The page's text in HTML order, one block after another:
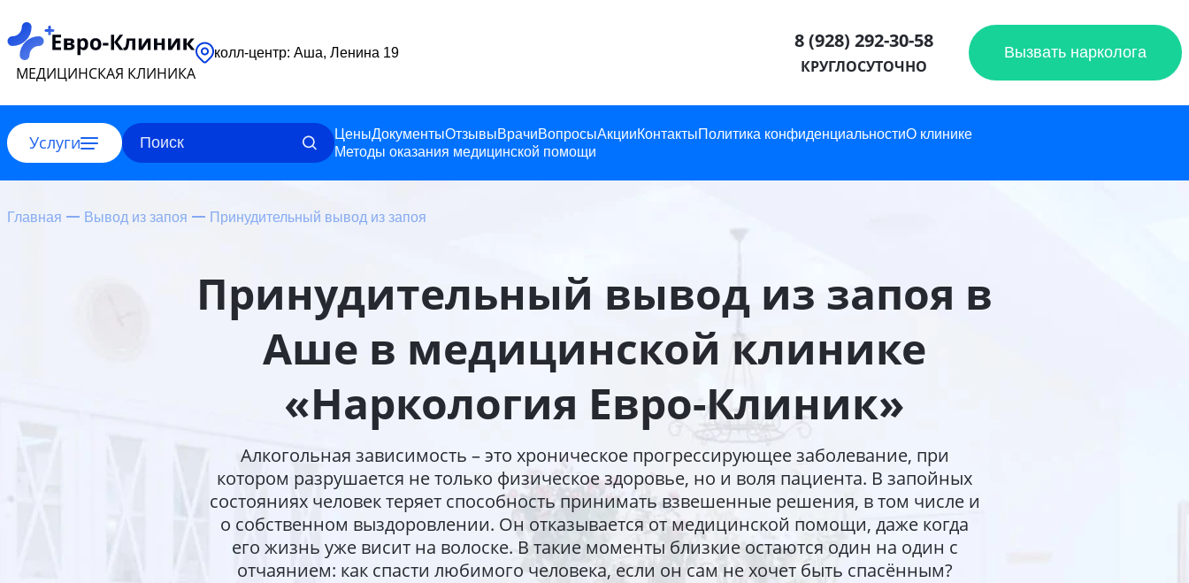
МЕДИЦИНСКАЯ КЛИНИКА
колл-центр: Аша, Ленина 19 8 (928) 292-30-58
КРУГЛОСУТОЧНО
Вызвать нарколога
Услуги ЦеныДокументыОтзывыВрачиВопросыАкцииКонтактыПолитика конфиденциальностиО клинике
Методы оказания медицинской помощи
Главная Вывод из запоя Принудительный вывод из запоя
Принудительный вывод из запоя в
Аше в медицинской клинике
«Наркология Евро-Клиник»
Алкогольная зависимость – это хроническое прогрессирующее заболевание, при
котором разрушается не только физическое здоровье, но и воля пациента. В запойных
состояниях человек теряет способность принимать взвешенные решения, в том числе и
о собственном выздоровлении. Он отказывается от медицинской помощи, даже когда
его жизнь уже висит на волоске. В такие моменты близкие остаются один на один с
отчаянием: как спасти любимого человека, если он сам не хочет быть спасённым?